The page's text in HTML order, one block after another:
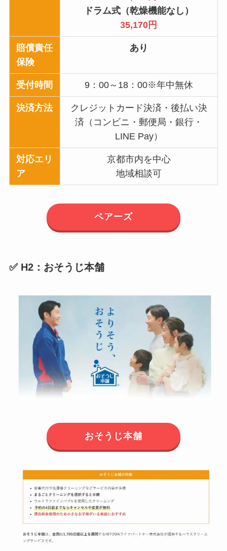
ドラム式（乾燥機能なし）
35,170円
賠償責任
保険
あり
受付時間 9：00～18：00※年中無休
決済方法
クレジットカード決済・後払い決
済（コンビニ・郵便局・銀行・
LINE Pay）
対応エリ
ア
京都市内を中心
地域相談可
ペアーズ
✅ H2：おそうじ本舗
おそうじ本舗